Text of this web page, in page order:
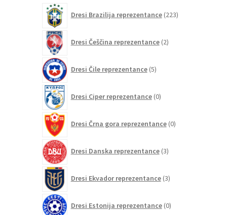
Dresi Brazilija reprezentance 223izdelkov
Dresi Češčina reprezentance 2izdelka
Dresi Čile reprezentance 5izdelkov
Dresi Ciper reprezentance 0izdelkov
Dresi Črna gora reprezentance 0izdelkov
Dresi Danska reprezentance 3izdelki
Dresi Ekvador reprezentance 3izdelki
Dresi Estonija reprezentance 0izdelkov